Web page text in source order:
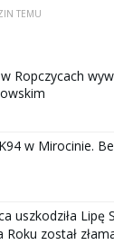
TEMU
Ropczycach
w Mirocinie.
uszkodziła Lipę
został